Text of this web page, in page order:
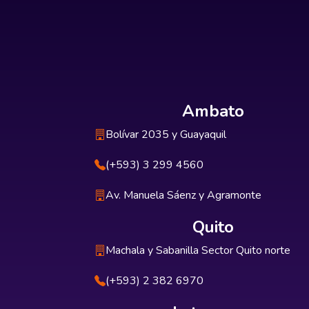
Ambato
Bolívar 2035 y Guayaquil
(+593) 3 299 4560
Av. Manuela Sáenz y Agramonte
Quito
Machala y Sabanilla Sector Quito norte
(+593) 2 382 6970